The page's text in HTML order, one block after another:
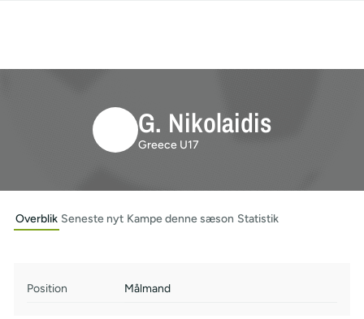
G. Nikolaidis
Greece U17
Overblik Seneste nyt Kampe denne sæson Statistik
Position Målmand